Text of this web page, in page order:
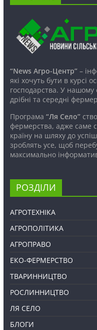
“News Агро-Центр”–
які хочуть бути в курсі
господарства. У нашому
дрібні та середні
Програма “Ля Село”
фермерства, адже саме
країну на шляху до
зроблять усе, щоб
максимально
РОЗДІЛИ
АГРОТЕХНІКА
АГРОПОЛІТИКА
АГРОПРАВО
ЕКО-ФЕРМЕРСТВО
ТВАРИННИЦТВО
РОСЛИННИЦТВО
ЛЯ СЕЛО
БЛОГИ